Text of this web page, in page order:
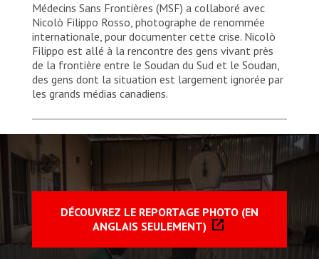
Médecins Sans Frontières (MSF) a collaboré avec
Nicolò Filippo Rosso, photographe de renommée
internationale, pour documenter cette crise. Nicolò
Filippo est allé à la rencontre des gens vivant près
de la frontière entre le Soudan du Sud et le Soudan,
des gens dont la situation est largement ignorée par
les grands médias canadiens.
DÉCOUVREZ LE REPORTAGE PHOTO (EN
ANGLAIS SEULEMENT)